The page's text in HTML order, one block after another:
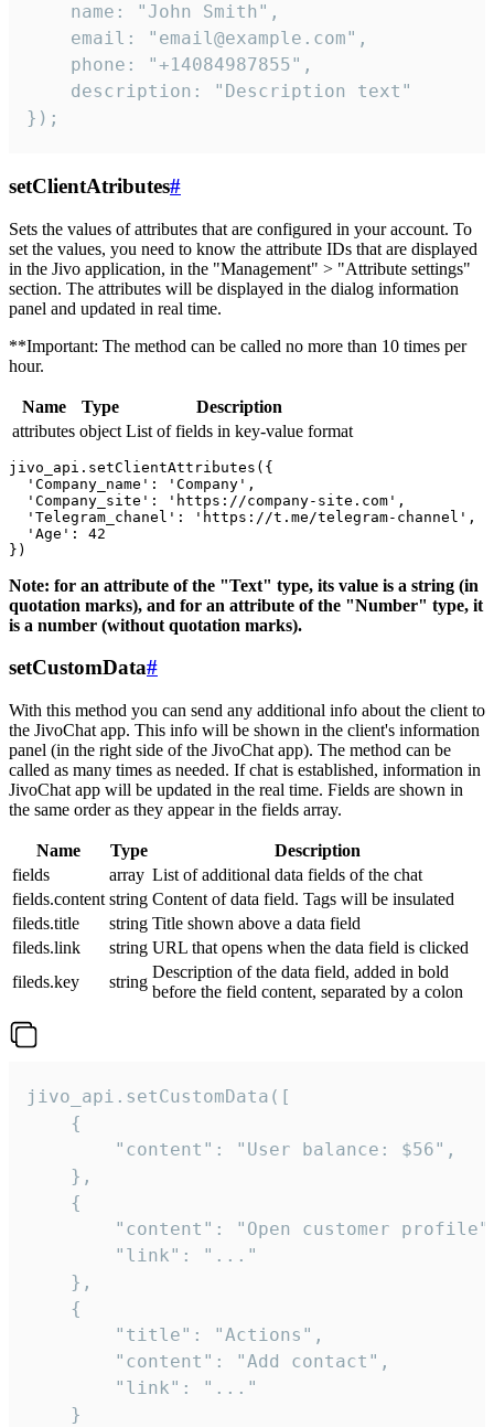
    name: "John Smith",
    email: "email@example.com",
    phone: "+14084987855",
    description: "Description text"
});
setClientAtributes#
Sets the values ​​of attributes that are configured in your account. To
set the values, you need to know the attribute IDs that are displayed
in the Jivo application, in the "Management" > "Attribute settings"
section. The attributes will be displayed in the dialog information
panel and updated in real time.
**Important: The method can be called no more than 10 times per
hour.
Name Type
Description
attributes object List of fields in key-value format
jivo_api.setClientAttributes({
  'Company_name': 'Company',
  'Company_site': 'https://company-site.com',
  'Telegram_chanel': 'https://t.me/telegram-channel',
  'Age': 42
Note: for an attribute of the "Text" type, its value is a string (in
quotation marks), and for an attribute of the "Number" type, it
is a number (without quotation marks).
setCustomData#
With this method you can send any additional info about the client to
the JivoChat app. This info will be shown in the client's information
panel (in the right side of the JivoChat app). The method can be
called as many times as needed. If chat is established, information in
JivoChat app will be updated in the real time. Fields are shown in
the same order as they appear in the fields array.
Name Type
Description
fields
array List of additional data fields of the chat
fields.content string Content of data field. Tags will be insulated
fileds.title
string Title shown above a data field
fileds.link
string URL that opens when the data field is clicked
fileds.key
string
Description of the data field, added in bold
before the field content, separated by a colon
jivo_api.setCustomData([
    {
        "content": "User balance: $56",
    },
    {
"content": "Open customer
        "link": "..."
    },
    {
        "title": "Actions",
        "content": "Add contact",
        "link": "..."
    }